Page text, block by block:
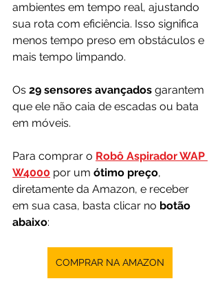
ambientes em tempo real, ajustando
sua rota com eficiência. Isso significa
menos tempo preso em obstáculos e
mais tempo limpando.
Os 29 sensores avançados garantem
que ele não caia de escadas ou bata
em móveis.
Para comprar o Robô Aspirador WAP
W4000 por um ótimo preço,
diretamente da Amazon, e receber
em sua casa, basta clicar no botão
abaixo:
COMPRAR NA AMAZON